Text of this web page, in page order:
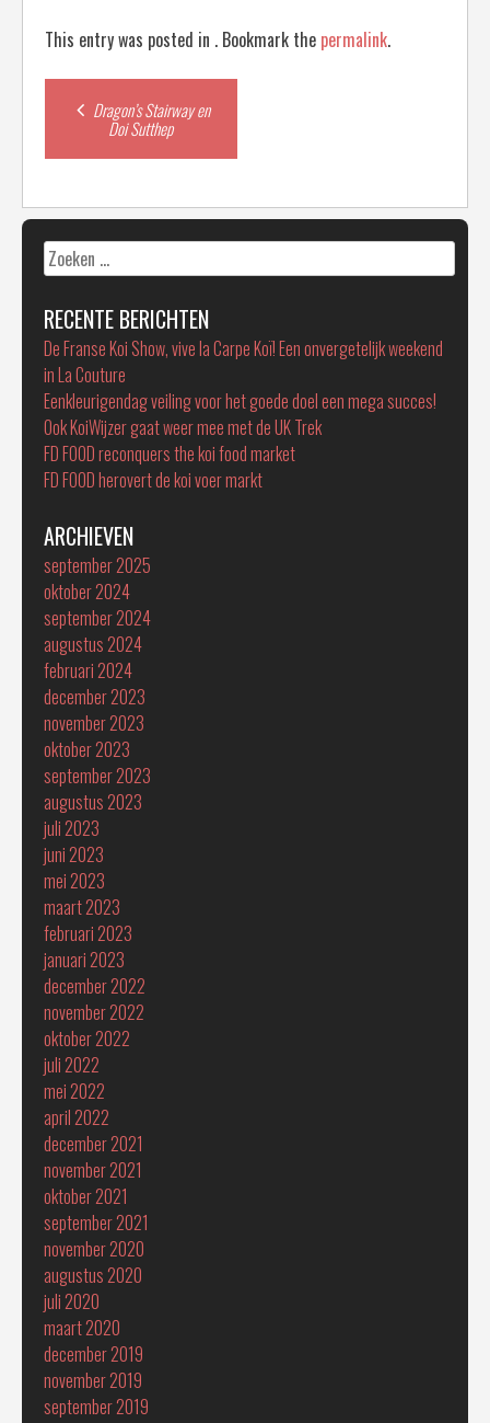
This entry was posted in . Bookmark the permalink.
Post
navigation
Dragon’s Stairway en
Doi Sutthep
Zoeken
naar:
RECENTE BERICHTEN
De Franse Koi Show, vive la Carpe Koï! Een onvergetelijk weekend
in La Couture
Eenkleurigendag veiling voor het goede doel een mega succes!
Ook KoiWijzer gaat weer mee met de UK Trek
FD FOOD reconquers the koi food market
FD FOOD herovert de koi voer markt
ARCHIEVEN
september 2025
oktober 2024
september 2024
augustus 2024
februari 2024
december 2023
november 2023
oktober 2023
september 2023
augustus 2023
juli 2023
juni 2023
mei 2023
maart 2023
februari 2023
januari 2023
december 2022
november 2022
oktober 2022
juli 2022
mei 2022
april 2022
december 2021
november 2021
oktober 2021
september 2021
november 2020
augustus 2020
juli 2020
maart 2020
december 2019
november 2019
september 2019